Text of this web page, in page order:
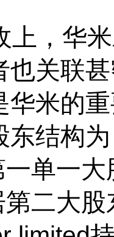
界称华米
不明显。据
格或取决
定小米可
以各占
利润，同
利及用户数